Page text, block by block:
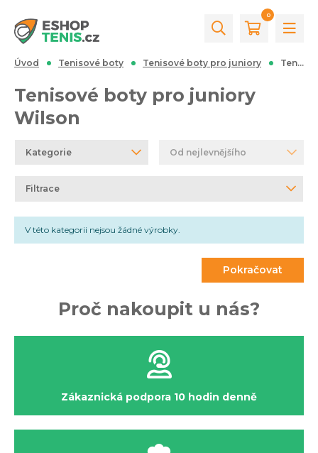
0
Úvod Tenisové boty Tenisové boty pro juniory Tenisové boty pro juniory Wilson
Tenisové boty pro juniory
Wilson
Od nejlevnějšího
Kategorie
Filtrace
V této kategorii nejsou žádné výrobky.
Pokračovat
Proč nakoupit u nás?
Zákaznická podpora 10 hodin denně